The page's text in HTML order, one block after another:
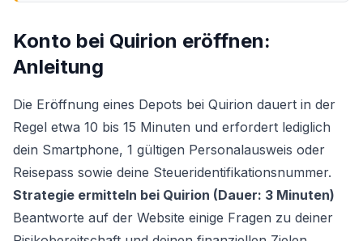
Konto bei Quirion eröffnen:
Anleitung
Die Eröffnung eines Depots bei Quirion dauert in der
Regel etwa 10 bis 15 Minuten und erfordert lediglich
dein Smartphone, 1 gültigen Personalausweis oder
Reisepass sowie deine Steueridentifikationsnummer.
Strategie ermitteln bei Quirion (Dauer: 3 Minuten)
Beantworte auf der Website einige Fragen zu deiner